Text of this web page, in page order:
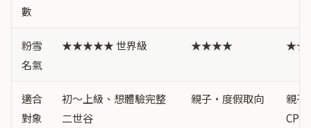
數
粉雪
名氣
★★★★★ 世界級 ★★★★
適合
對象
初〜上級、想體驗完整
二世谷
親子・度假取向
親子
CP